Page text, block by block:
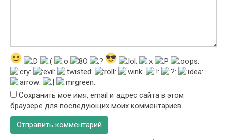
Сохранить моё имя, email и адрес сайта в этом
браузере для последующих моих комментариев.